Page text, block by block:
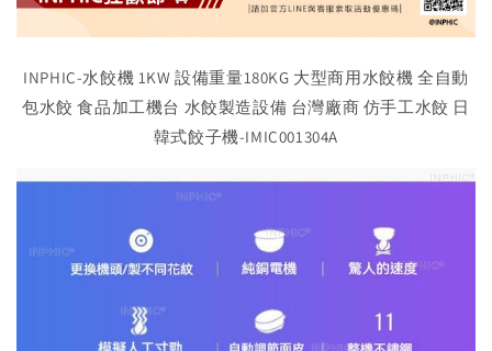
INPHIC-水餃機 1KW 設備重量180KG 大型商用水餃機 全自動
包水餃 食品加工機台 水餃製造設備 台灣廠商 仿手工水餃 日
韓式餃子機-IMIC001304A